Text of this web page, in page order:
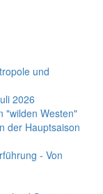
und
2026
"wilden Westen"
der Hauptsaison
- Von